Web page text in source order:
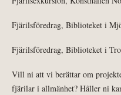
Fjärilsföredrag, Biblioteket i
Fjärilsföredrag, Biblioteket i
Vill ni att vi berättar om
fjärilar i allmänhet? Håller ni